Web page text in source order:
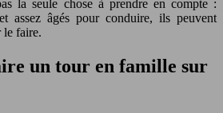
la seule chose à prendre en compte :
assez âgés pour conduire, ils peuvent
le faire.
un tour en famille sur